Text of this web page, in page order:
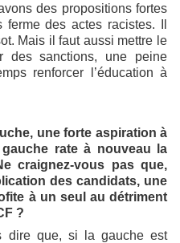
des propositions fortes
des actes racistes. Il
Mais il faut aussi mettre le
sanctions, une peine
renforcer l’éducation à
une forte aspiration à
rate à nouveau la
craignez-vous pas que,
des candidats, une
à un seul au détriment
?
dire que, si la gauche est